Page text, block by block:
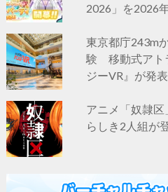
2026」を2026
東京都庁243m
験 移動式アト
ジーVR』が発表
アニメ「奴隷
らしき2人組が